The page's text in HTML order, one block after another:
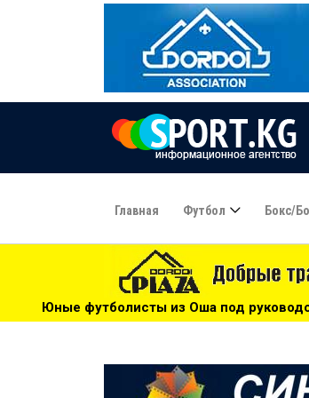
Главная Футбол Бокс/
Оша под руководством Азамата